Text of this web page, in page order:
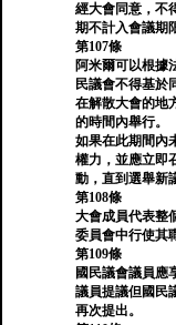
經大會同意，不
期不計入會議期
第107條
阿米爾可以根據
民議會不得基於
在解散大會的地
的時間內舉行。
如果在此期間內
權力，並應立即
動，直到選舉新
第108條
大會成員代表整
委員會中行使其
第109條
國民議會議員應
議員提議但國民
再次提出。